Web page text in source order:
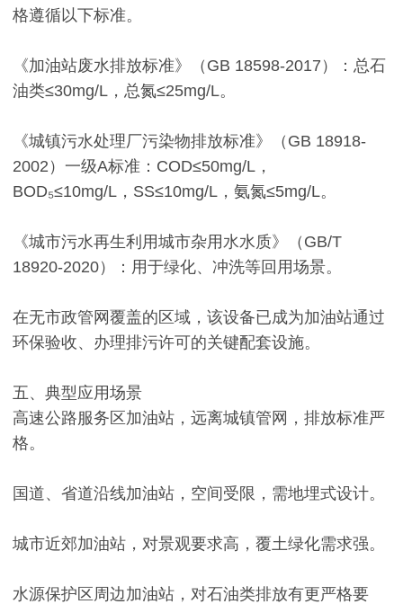
格遵循以下标准。
《加油站废水排放标准》（GB 18598-2017）：总石
油类≤30mg/L，总氮≤25mg/L。
《城镇污水处理厂污染物排放标准》（GB 18918-
2002）一级A标准：COD≤50mg/L，
BOD₅≤10mg/L，SS≤10mg/L，氨氮≤5mg/L。
《城市污水再生利用城市杂用水水质》（GB/T
18920-2020）：用于绿化、冲洗等回用场景。
在无市政管网覆盖的区域，该设备已成为加油站通过
环保验收、办理排污许可的关键配套设施。
五、典型应用场景
高速公路服务区加油站，远离城镇管网，排放标准严
格。
国道、省道沿线加油站，空间受限，需地埋式设计。
城市近郊加油站，对景观要求高，覆土绿化需求强。
水源保护区周边加油站，对石油类排放有更严格要